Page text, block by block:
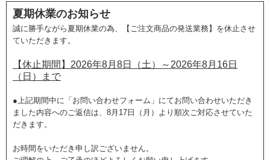
夏期休業のお知らせ
誠に勝手ながら夏期休業の為、【ご注文商品の発送業務】を休止させ
ていただきます。
【休止期間】2026年8月8日（土）～2026年8月16日
（日）まで
●上記期間中に「お問い合わせフォーム」にてお問い合わせいただき
ました内容へのご返信は、8月17日（月）より順次ご対応させていた
だきます。
お時間をいただき申し訳ございません。